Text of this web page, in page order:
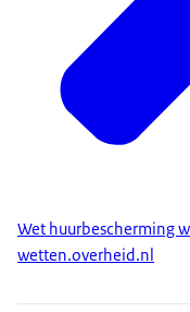
Dat is alleen
aanmerkt als
Dit kan op uw
rechter. In dat
voort. U bent
De
te verlagen naar
Wet huurbescherming
wetten.overheid.nl